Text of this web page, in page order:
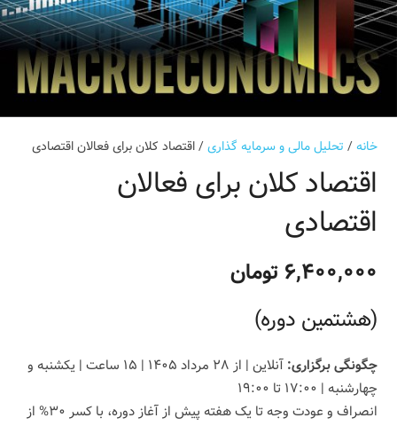
خانه/ تحلیل مالی و سرمایه گذاری/ اقتصاد کلان برای فعالان اقتصادی
اقتصاد کلان برای فعالان
اقتصادی
۶,۴۰۰,۰۰۰ تومان
(هشتمین دوره)
چگونگی برگزاری:
آنلاین | از ۲۸ مرداد ۱۴۰۵ | ۱۵ ساعت | یکشنبه و
چهارشنبه | ۱۷:۰۰ تا ۱۹:۰۰
انصراف و عودت وجه تا یک هفته پیش از آغاز دوره، با کسر ۳۰% از